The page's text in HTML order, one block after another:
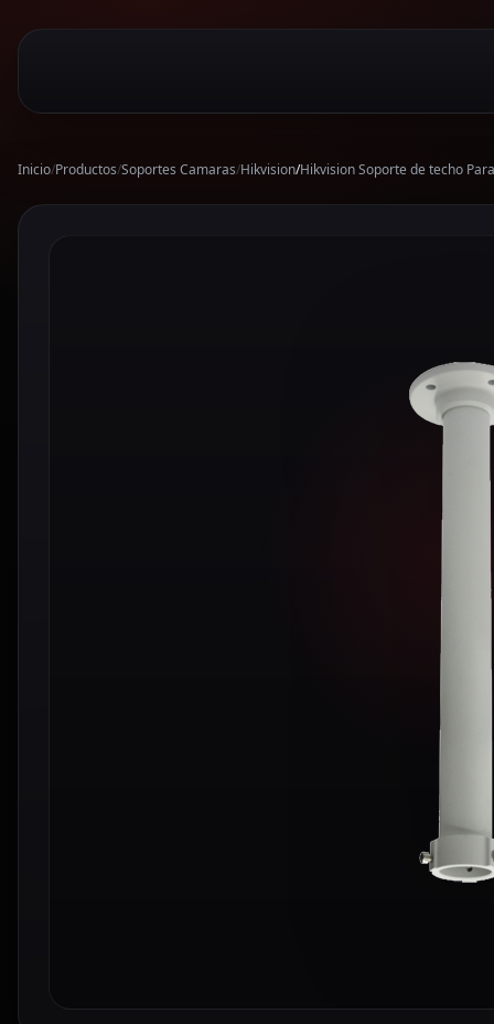
Inicio/Productos/Soportes Camaras/Hikvision/Hikvision Soporte de techo